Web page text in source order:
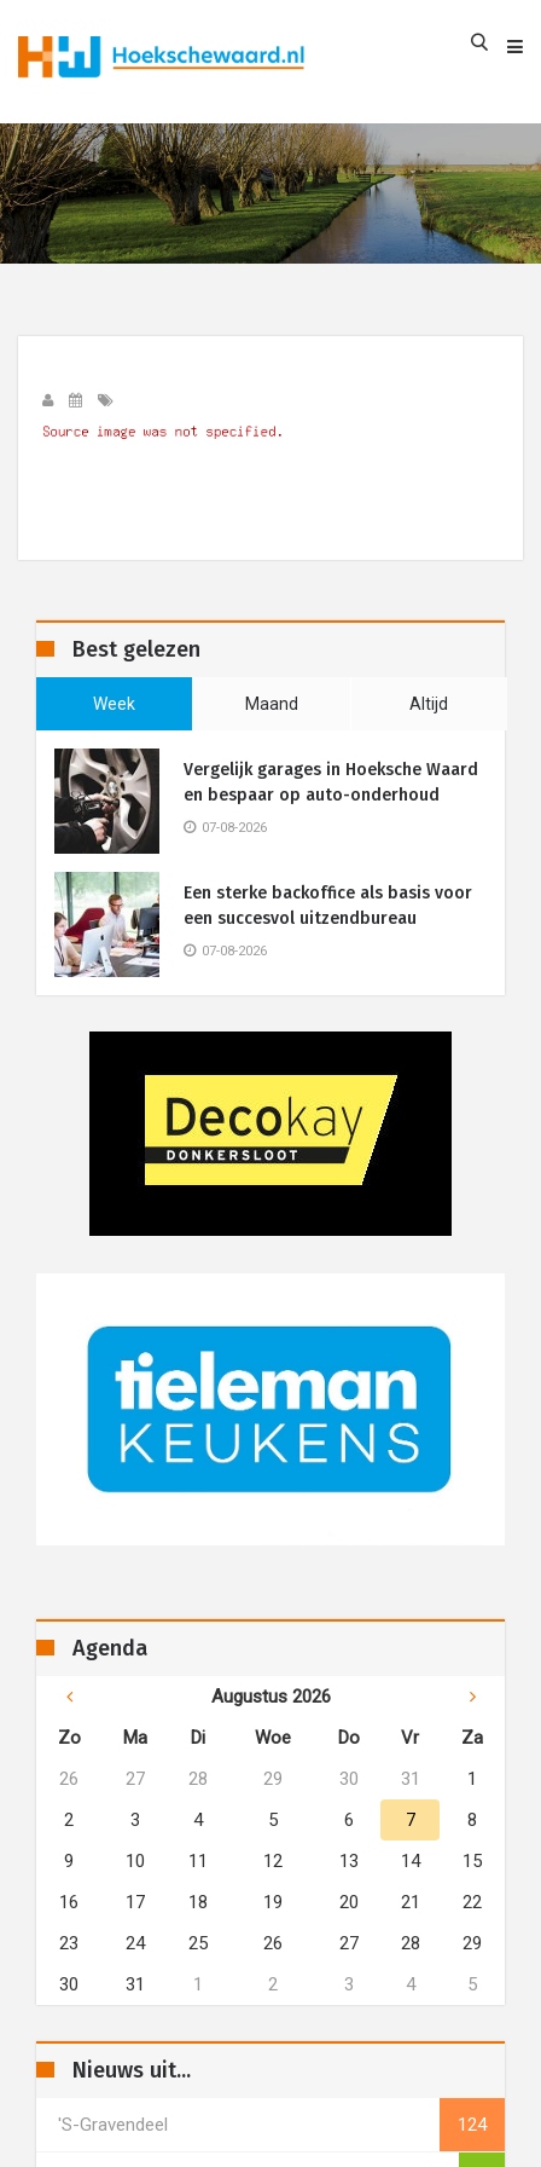
Best gelezen
Week Maand Altijd
Vergelijk garages in Hoeksche Waard
en bespaar op auto-onderhoud
07-08-2026
Een sterke backoffice als basis voor
een succesvol uitzendbureau
07-08-2026
Agenda
Augustus 2026
Zo
Ma Di Woe Do Vr
Za
26
27 28 29 30 31
1
2
3 4 5 6 7
8
9
10 11 12 13 14
15
16
17 18 19 20 21
22
23
24 25 26 27 28
29
30
31 1 2 3 4 5
Nieuws uit...
's-Gravendeel 124